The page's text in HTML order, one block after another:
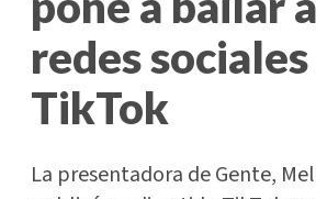
redes
TikTok
La presentadora de Gente,